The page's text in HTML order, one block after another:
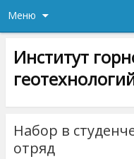
Меню
Институт
Набор в
отряд